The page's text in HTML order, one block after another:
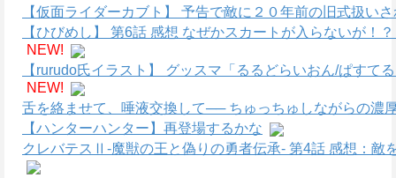
【仮面ライダーカブト】 予告で敵に２０年前の旧式扱い
【ひびめし】 第6話 感想 なぜかスカートが入らないが！
NEW!
【rurudo氏イラスト】 グッスマ「るるどらいおん/ぱすて
NEW!
舌を絡ませて、唾液交換して── ちゅっちゅしながらの濃
【ハンターハンター】再登場するかな
クレバテスⅡ-魔獣の王と偽りの勇者伝承- 第4話 感想：敵